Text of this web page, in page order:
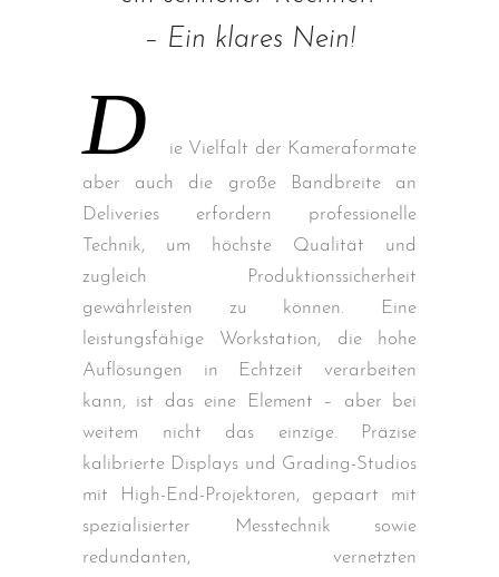
– Ein klares Nein!
D
ie Vielfalt der Kameraformate
aber auch die große Bandbreite an
Deliveries erfordern professionelle
Technik, um höchste Qualität und
zugleich Produktionssicherheit
gewährleisten zu können. Eine
leistungsfähige Workstation, die hohe
Auflösungen in Echtzeit verarbeiten
kann, ist das eine Element – aber bei
weitem nicht das einzige. Präzise
kalibrierte Displays und Grading-Studios
mit High-End-Projektoren, gepaart mit
spezialisierter Messtechnik sowie
redundanten, vernetzten